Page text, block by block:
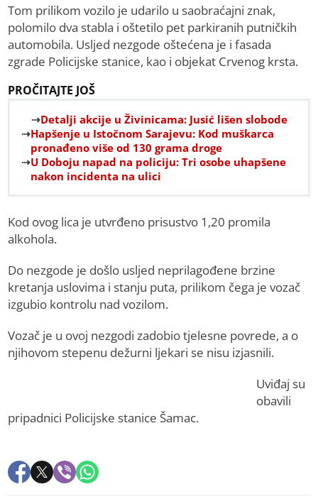
Tom prilikom vozilo je udarilo u saobraćajni znak,
polomilo dva stabla i oštetilo pet parkiranih putničkih
automobila. Usljed nezgode oštećena je i fasada
zgrade Policijske stanice, kao i objekat Crvenog krsta.
PROČITAJTE JOŠ
Detalji akcije u Živinicama: Jusić lišen slobode
Hapšenje u Istočnom Sarajevu: Kod muškarca
pronađeno više od 130 grama droge
U Doboju napad na policiju: Tri osobe uhapšene
nakon incidenta na ulici
Kod ovog lica je utvrđeno prisustvo 1,20 promila
alkohola.
Do nezgode je došlo usljed neprilagođene brzine
kretanja uslovima i stanju puta, prilikom čega je vozač
izgubio kontrolu nad vozilom.
Vozač je u ovoj nezgodi zadobio tjelesne povrede, a o
njihovom stepenu dežurni ljekari se nisu izjasnili.
Uviđaj su
obavili
pripadnici Policijske stanice Šamac.